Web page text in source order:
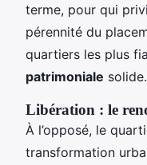
terme, pour qui
pérennité du
quartiers les plus
patrimoniale solide.
Libération : le
À l’opposé, le
transformation